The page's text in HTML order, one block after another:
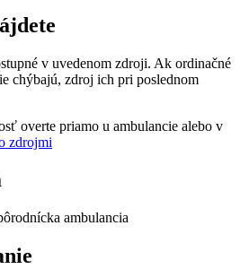
v uvedenom zdroji. Ak ordinačné
chýbajú, zdroj ich pri poslednom
overte priamo u ambulancie alebo v
zdrojmi
ambulancia